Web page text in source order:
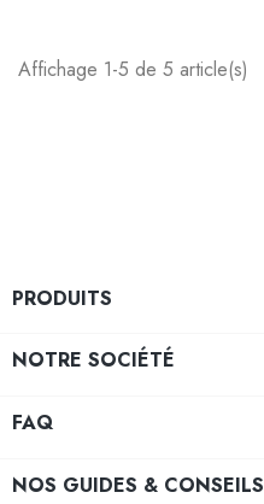
Affichage 1-5 de 5 article(s)
PRODUITS
NOTRE SOCIÉTÉ
FAQ
NOS GUIDES & CONSEILS